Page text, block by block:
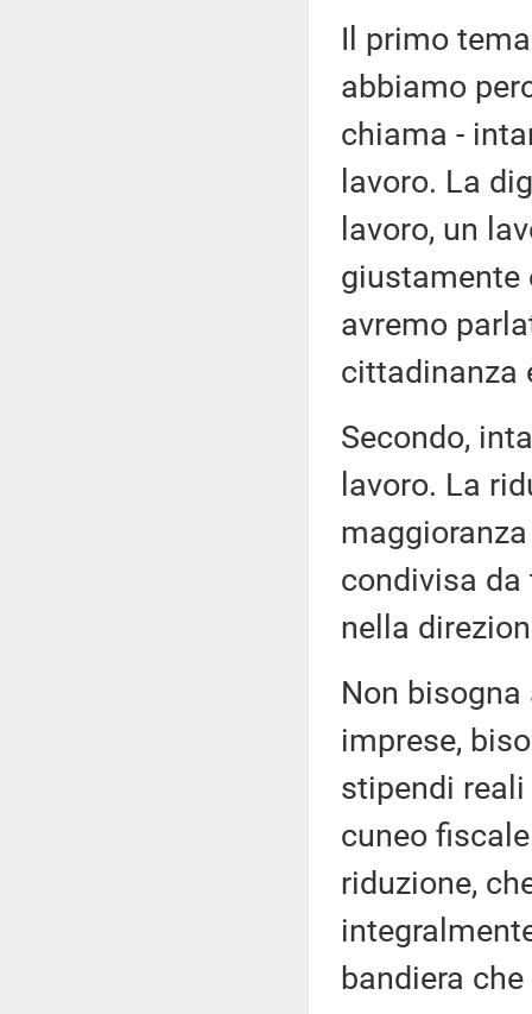
Il primo
abbiamo
chiama -
lavoro. La
lavoro, un
giustamente
avremo
cittadinanza
Secondo,
lavoro. La
condivisa
nella
Non
imprese,
stipendi
cuneo
riduzione,
bandiera